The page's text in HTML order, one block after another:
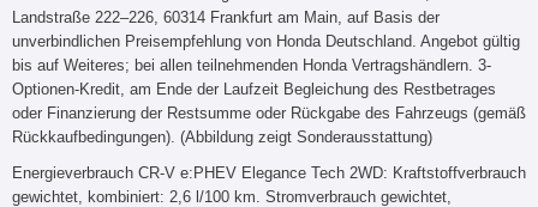
Landstraße 222–226, 60314 Frankfurt am Main, auf Basis der
unverbindlichen Preisempfehlung von Honda Deutschland. Angebot gültig
bis auf Weiteres; bei allen teilnehmenden Honda Vertragshändlern. 3-
Optionen-Kredit, am Ende der Laufzeit Begleichung des Restbetrages
oder Finanzierung der Restsumme oder Rückgabe des Fahrzeugs (gemäß
Rückkaufbedingungen). (Abbildung zeigt Sonderausstattung)
Energieverbrauch CR-V e:PHEV Elegance Tech 2WD: Kraftstoffverbrauch
gewichtet, kombiniert: 2,6 l/100 km. Stromverbrauch gewichtet,